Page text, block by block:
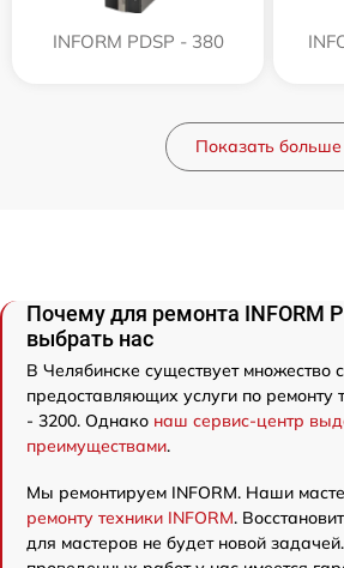
INFORM PDSP - 380
Показать больше
Почему для ремонта INFORM
выбрать нас
В Челябинске существует множество
предоставляющих услуги по ремонту
- 3200. Однако наш сервис-центр
преимуществами.
Мы ремонтируем INFORM. Наши
ремонту техники INFORM.
для мастеров не будет новой